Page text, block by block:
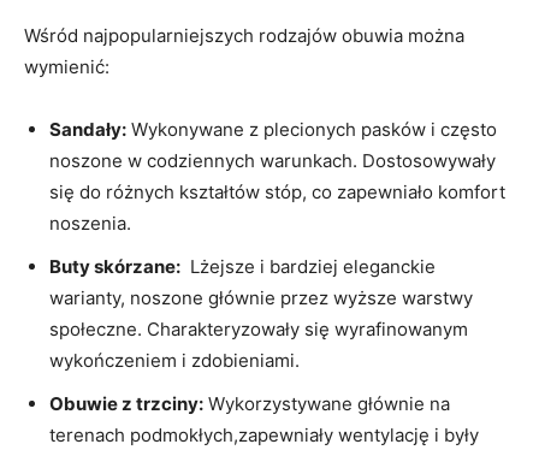
Wśród najpopularniejszych rodzajów obuwia ‌można
wymienić:
Sandały: Wykonywane z plecionych pasków i często
noszone w ⁣codziennych warunkach. Dostosowywały
‌się do ⁢różnych kształtów ‍stóp, co zapewniało komfort
noszenia.
Buty⁤ skórzane: ⁢ Lżejsze ⁤i bardziej eleganckie
warianty, noszone ​głównie przez wyższe warstwy
społeczne. Charakteryzowały się wyrafinowanym
wykończeniem i zdobieniami.
Obuwie z trzciny: Wykorzystywane głównie na
terenach ⁣podmokłych,zapewniały wentylację i były